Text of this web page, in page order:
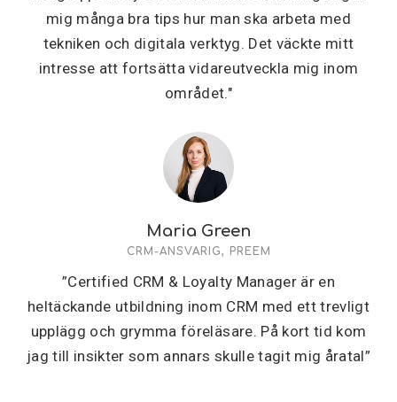
mig många bra tips hur man ska arbeta med
tekniken och digitala verktyg. Det väckte mitt
intresse att fortsätta vidareutveckla mig inom
området."
Maria Green
CRM-ANSVARIG, PREEM
”Certified CRM & Loyalty Manager är en
heltäckande utbildning inom CRM med ett trevligt
upplägg och grymma föreläsare. På kort tid kom
jag till insikter som annars skulle tagit mig åratal”